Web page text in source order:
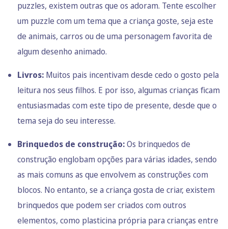
puzzles, existem outras que os adoram. Tente escolher
um puzzle com um tema que a criança goste, seja este
de animais, carros ou de uma personagem favorita de
algum desenho animado.
Livros: Muitos pais incentivam desde cedo o gosto pela
leitura nos seus filhos. E por isso, algumas crianças ficam
entusiasmadas com este tipo de presente, desde que o
tema seja do seu interesse.
Brinquedos de construção:Os brinquedos de
construção englobam opções para várias idades, sendo
as mais comuns as que envolvem as construções com
blocos. No entanto, se a criança gosta de criar, existem
brinquedos que podem ser criados com outros
elementos, como plasticina própria para crianças entre